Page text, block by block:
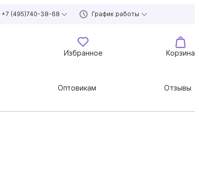
+7 (495)740-38-68 График работы
Избранное Корзина
Оптовикам Отзывы